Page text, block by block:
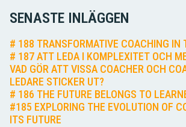
SENASTE INLÄGGEN
# 188 TRANSFORMATIVE COACHING IN
# 187 ATT LEDA I KOMPLEXITET OCH
VAD GÖR ATT VISSA COACHER OCH
LEDARE STICKER UT?
# 186 THE FUTURE BELONGS TO
#185 EXPLORING THE EVOLUTION OF
ITS FUTURE